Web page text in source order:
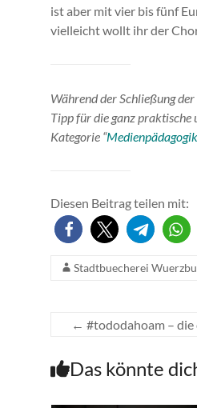
ist aber mit vier bis fünf
vielleicht wollt ihr der
Während der Schließung
Tipp für die ganz
Kategorie “Medienpädagogik
Diesen Beitrag teilen mit:
Stadtbuecherei
← #tododahoam – die
Das könnte